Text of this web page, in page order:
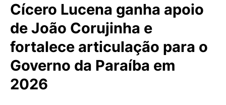
Cícero Lucena ganha apoio
de João Corujinha e
fortalece articulação para o
Governo da Paraíba em
2026